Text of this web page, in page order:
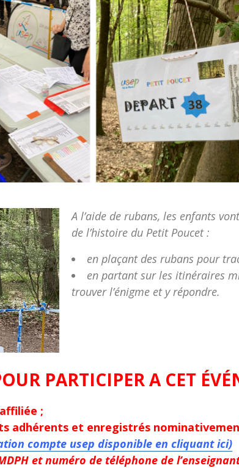
A l’aide de rubans, les enfants
de l’histoire du Petit Poucet :
en plaçant des rubans pour
en partant sur les itinéraires
trouver l’énigme et y répondre.
PARTICIPER A CET
;
adhérents et enregistrés
compte usep disponible en cliquant ici)
et numéro de téléphone de